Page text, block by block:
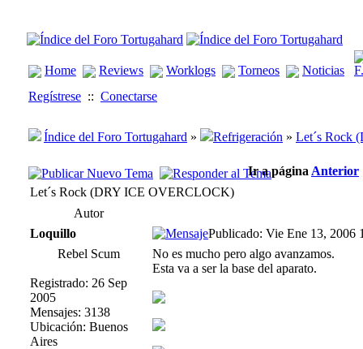
Home Reviews Worklogs Torneos
Noticias
Regístrese :: Conectarse
Índice del Foro Tortugahard » Refrigeración » Let´s Rock
Ir a página Anterior
Let´s Rock (DRY ICE OVERCLOCK)
Autor
Loquillo
Publicado: Vie Ene 13, 2006
Rebel Scum
Registrado: 26 Sep
2005
Mensajes: 3138
Ubicación: Buenos
Aires
No es mucho pero algo avanzamos.
Esta va a ser la base del aparato.